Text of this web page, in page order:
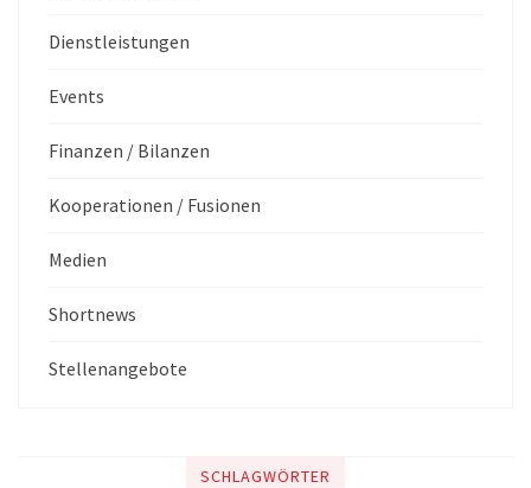
Dienstleistungen
Events
Finanzen / Bilanzen
Kooperationen / Fusionen
Medien
Shortnews
Stellenangebote
SCHLAGWÖRTER